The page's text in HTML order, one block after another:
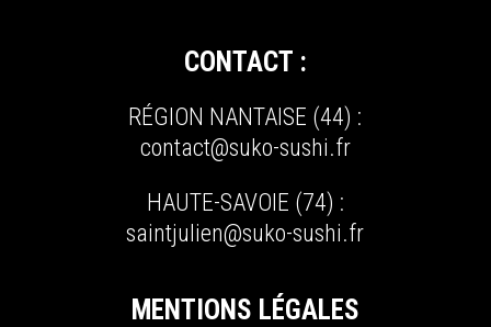
CONTACT :
RÉGION NANTAISE (44) :
contact@suko-sushi.fr
HAUTE-SAVOIE (74) :
saintjulien@suko-sushi.fr
MENTIONS LÉGALES